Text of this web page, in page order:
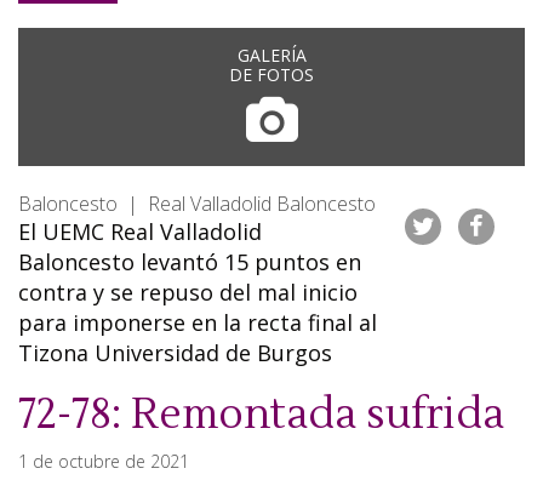
GALERÍA
DE FOTOS
Baloncesto | Real Valladolid Baloncesto
El UEMC Real Valladolid
Baloncesto levantó 15 puntos en
contra y se repuso del mal inicio
para imponerse en la recta final al
Tizona Universidad de Burgos
72-78: Remontada sufrida
1 de octubre de 2021